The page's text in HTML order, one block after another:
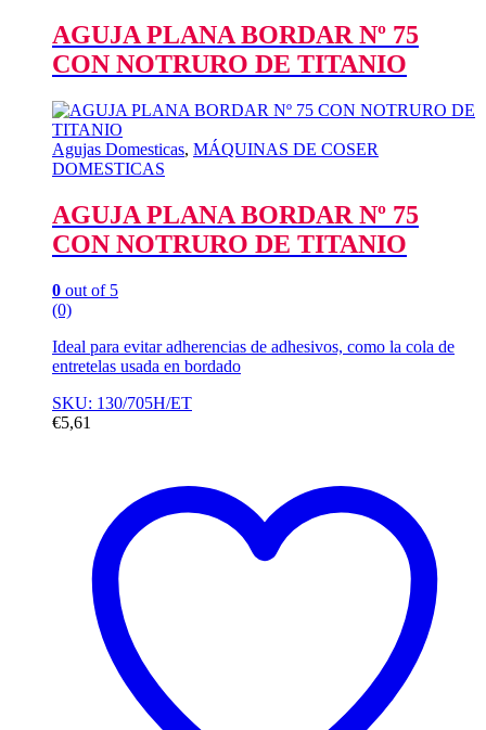
AGUJA PLANA BORDAR Nº 75
CON NOTRURO DE TITANIO
Agujas Domesticas, MÁQUINAS DE COSER
DOMESTICAS
AGUJA PLANA BORDAR Nº 75
CON NOTRURO DE TITANIO
0 out of 5
(0)
Ideal para evitar adherencias de adhesivos, como la cola de
entretelas usada en bordado
SKU: 130/705H/ET
€5,61